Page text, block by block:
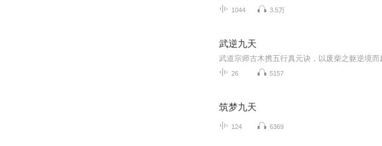
1044 3.5万
武逆九天
26 5157
筑梦九天
124 6369